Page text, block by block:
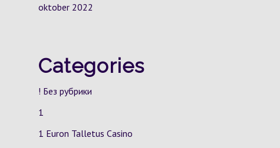
oktober 2022
Categories
! Без рубрики
1
1 Euron Talletus Casino